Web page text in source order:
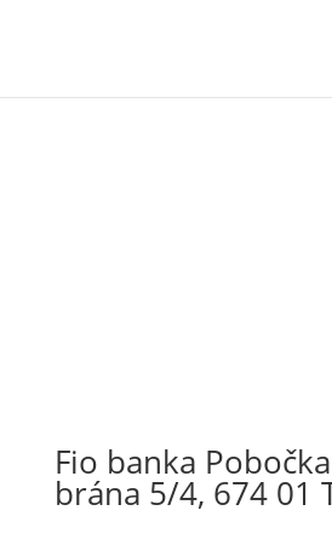
Fio banka
brána 5/4, 674 01